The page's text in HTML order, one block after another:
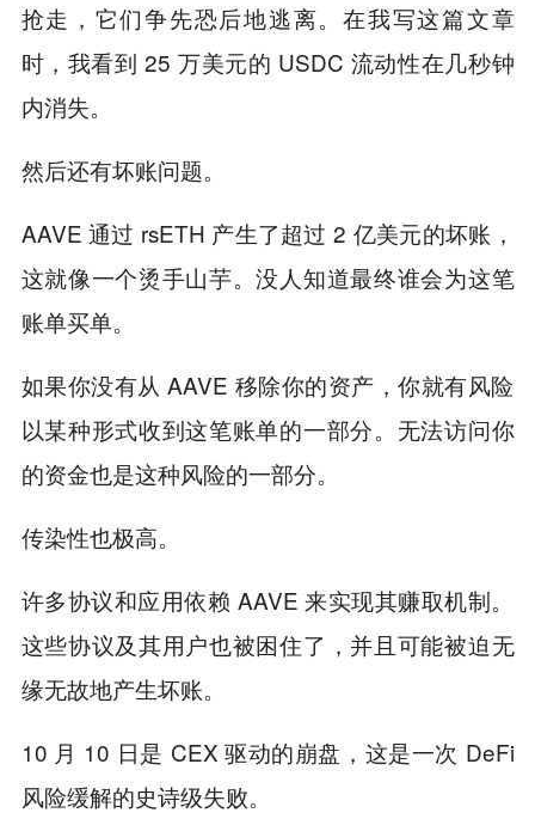
抢走，它们争先恐后地逃离。在我写这篇文章
时，我看到 25 万美元的 USDC 流动性在几秒钟
内消失。
然后还有坏账问题。
AAVE 通过 rsETH 产生了超过 2 亿美元的坏账，
这就像一个烫手山芋。没人知道最终谁会为这笔
账单买单。
如果你没有从 AAVE 移除你的资产，你就有风险
以某种形式收到这笔账单的一部分。无法访问你
的资金也是这种风险的一部分。
传染性也极高。
许多协议和应用依赖 AAVE 来实现其赚取机制。
这些协议及其用户也被困住了，并且可能被迫无
缘无故地产生坏账。
10 月 10 日是 CEX 驱动的崩盘，这是一次 DeFi
风险缓解的史诗级失败。